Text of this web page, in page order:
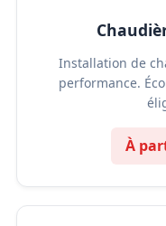
Installation de
performance.
À